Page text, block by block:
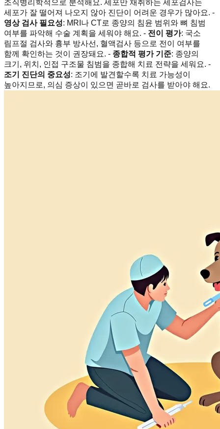
조직병리학적으로 분석해요. 세포만 채취하는 세포검사는
세포가 잘 떨어져 나오지 않아 진단이 어려운 경우가 많아요. -
영상 검사 필요성: MRI나 CT로 종양의 침윤 범위와 뼈 침범
여부를 파악해 수술 계획을 세워야 해요. - 전이 평가: 국소
림프절 검사와 흉부 방사선, 혈액검사 등으로 전이 여부를
함께 확인하는 것이 권장돼요. - 종합적 평가 기준: 종양의
크기, 위치, 인접 구조물 침범을 종합해 치료 전략을 세워요. -
조기 진단의 중요성: 조기에 발견할수록 치료 가능성이
높아지므로, 의심 증상이 있으면 곧바로 검사를 받아야 해요.